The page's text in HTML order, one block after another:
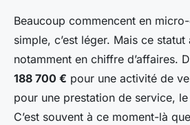
Beaucoup commencent en
simple, c’est léger. Mais ce
notamment en chiffre d’affaires.
188 700 € pour une activité de
pour une prestation de service,
C’est souvent à ce moment-là